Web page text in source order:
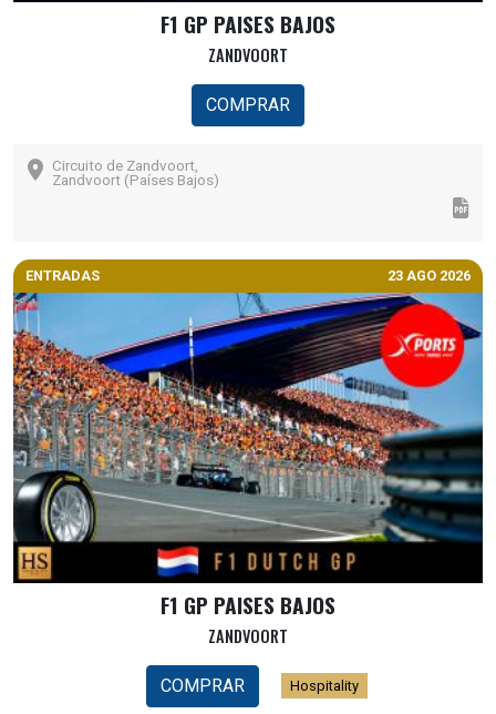
F1 GP PAISES BAJOS
ZANDVOORT
COMPRAR
Circuito de Zandvoort,
Zandvoort (Países Bajos)
ENTRADAS 23 AGO 2026
F1 GP PAISES BAJOS
ZANDVOORT
COMPRAR Hospitality